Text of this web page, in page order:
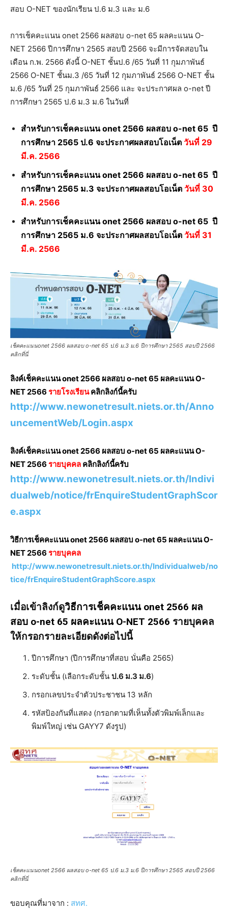
สอบ O-NET ของนักเรียน ป.6 ม.3 และ ม.6
การเช็คคะแนน onet 2566 ผลสอบ o-net 65 ผลคะแนน O-
NET 2566 ปีการศึกษา 2565 สอบปี 2566 จะมีการจัดสอบใน
เดือน ก.พ. 2566 ดังนี้ O-NET ชั้นป.6 /65 วันที่ 11 กุมภาพันธ์
2566 O-NET ชั้นม.3 /65 วันที่ 12 กุมภาพันธ์ 2566 O-NET ชั้น
ม.6 /65 วันที่ 25 กุมภาพันธ์ 2566 และ จะประกาศผล o-net ปี
การศึกษา 2565 ป.6 ม.3 ม.6 ในวันที่
สำหรับการเช็คคะแนน onet 2566 ผลสอบ o-net 65 ปี
การศึกษา 2565 ป.6 จะประกาศผลสอบโอเน็ต วันที่ 29
มี.ค. 2566
สำหรับการเช็คคะแนน onet 2566 ผลสอบ o-net 65 ปี
การศึกษา 2565 ม.3 จะประกาศผลสอบโอเน็ต วันที่ 30
มี.ค. 2566
สำหรับการเช็คคะแนน onet 2566 ผลสอบ o-net 65 ปี
การศึกษา 2565 ม.6 จะประกาศผลสอบโอเน็ต วันที่ 31
มี.ค. 2566
เช็คคะแนนonet 2566 ผลสอบ o-net 65 ป.6 ม.3 ม.6 ปีการศึกษา 2565 สอบปี 2566
คลิกที่นี่
ลิงค์เช็คคะแนน onet 2566 ผลสอบ o-net 65 ผลคะแนน O-
NET 2566 รายโรงเรียนคลิกลิงก์นี้ครับ
http://www.newonetresult.niets.or.th/Anno
uncementWeb/Login.aspx
ลิงค์เช็คคะแนน onet 2566 ผลสอบ o-net 65 ผลคะแนน O-
NET 2566 รายบุคคล คลิกลิงก์นี้ครับ
http://www.newonetresult.niets.or.th/Indivi
dualweb/notice/frEnquireStudentGraphScor
e.aspx
วิธีการเช็คคะแนน onet 2566 ผลสอบ o-net 65 ผลคะแนน O-
NET 2566 รายบุคคล
http://www.newonetresult.niets.or.th/Individualweb/no
tice/frEnquireStudentGraphScore.aspx
เมื่อเข้าลิงก์ดูวิธีการเช็คคะแนน onet 2566 ผล
สอบ o-net 65 ผลคะแนน O-NET 2566 รายบุคคล
ให้กรอกรายละเอียดดังต่อไปนี้
ปีการศึกษา (ปีการศึกษาที่สอบ นั่นคือ 2565)
ระดับชั้น (เลือกระดับชั้น ป.6 ม.3 ม.6)
กรอกเลขประจำตัวประชาชน 13 หลัก
รหัสป้องกันที่แสดง (กรอกตามที่เห็นทั้งตัวพิมพ์เล็กและ
พิมพ์ใหญ่ เช่น GAYY7 ดังรูป)
เช็คคะแนนonet 2566 ผลสอบ o-net 65 ป.6 ม.3 ม.6 ปีการศึกษา 2565 สอบปี 2566
คลิกที่นี่
ขอบคุณที่มาจาก : สทศ.